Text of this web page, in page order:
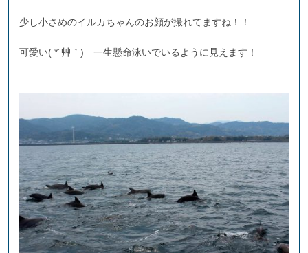
少し小さめのイルカちゃんのお顔が撮れてますね！！
可愛い( *´艸｀) 一生懸命泳いでいるように見えます！